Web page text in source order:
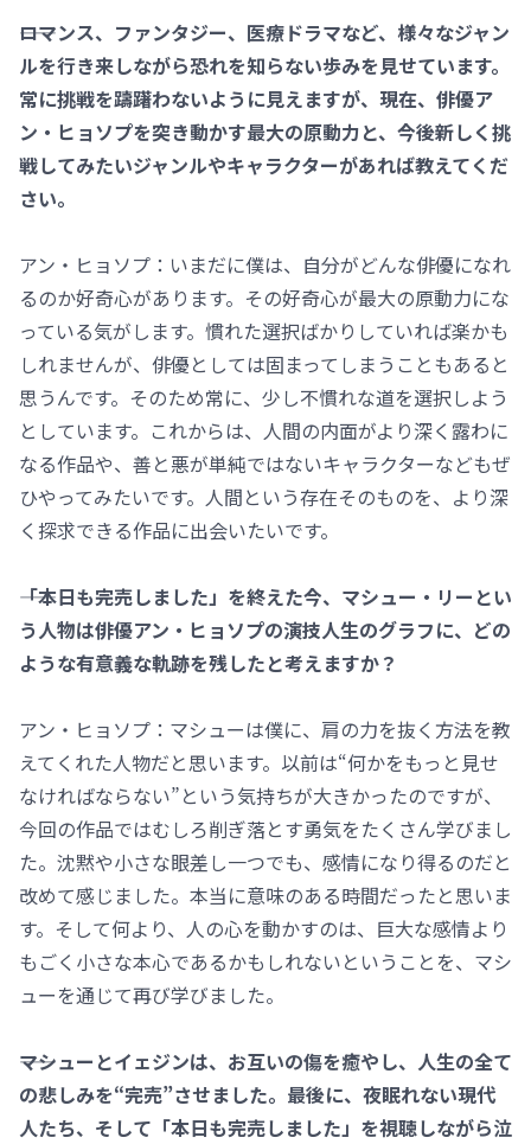
――ロマンス、ファンタジー、医療ドラマなど、様々なジャン
ルを行き来しながら恐れを知らない歩みを見せています。
常に挑戦を躊躇わないように見えますが、現在、俳優ア
ン・ヒョソプを突き動かす最大の原動力と、今後新しく挑
戦してみたいジャンルやキャラクターがあれば教えてくだ
さい。
アン・ヒョソプ：いまだに僕は、自分がどんな俳優になれ
るのか好奇心があります。その好奇心が最大の原動力にな
っている気がします。慣れた選択ばかりしていれば楽かも
しれませんが、俳優としては固まってしまうこともあると
思うんです。そのため常に、少し不慣れな道を選択しよう
としています。これからは、人間の内面がより深く露わに
なる作品や、善と悪が単純ではないキャラクターなどもぜ
ひやってみたいです。人間という存在そのものを、より深
く探求できる作品に出会いたいです。
――「本日も完売しました」を終えた今、マシュー・リーとい
う人物は俳優アン・ヒョソプの演技人生のグラフに、どの
ような有意義な軌跡を残したと考えますか？
アン・ヒョソプ：マシューは僕に、肩の力を抜く方法を教
えてくれた人物だと思います。以前は“何かをもっと見せ
なければならない”という気持ちが大きかったのですが、
今回の作品ではむしろ削ぎ落とす勇気をたくさん学びまし
た。沈黙や小さな眼差し一つでも、感情になり得るのだと
改めて感じました。本当に意味のある時間だったと思いま
す。そして何より、人の心を動かすのは、巨大な感情より
もごく小さな本心であるかもしれないということを、マシ
ューを通じて再び学びました。
――マシューとイェジンは、お互いの傷を癒やし、人生の全て
の悲しみを“完売”させました。最後に、夜眠れない現代
人たち、そして「本日も完売しました」を視聴しながら泣